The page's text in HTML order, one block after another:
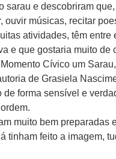
sarau e descobriram
músicas, recitar
atividades, têm
e que gostaria muito de
Cívico um
de Grasiela
forma sensível e
muito bem preparadas
tinham feito a imagem,